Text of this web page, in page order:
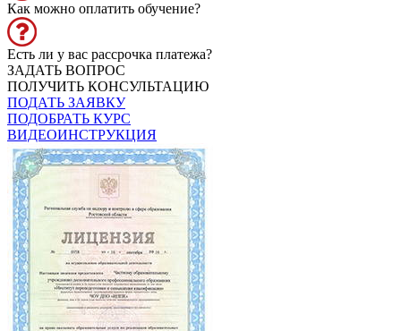
Как можно оплатить обучение?
Есть ли у вас рассрочка платежа?
ЗАДАТЬ ВОПРОС
ПОЛУЧИТЬ КОНСУЛЬТАЦИЮ
ПОДАТЬ ЗАЯВКУ
ПОДОБРАТЬ КУРС
ВИДЕОИНСТРУКЦИЯ